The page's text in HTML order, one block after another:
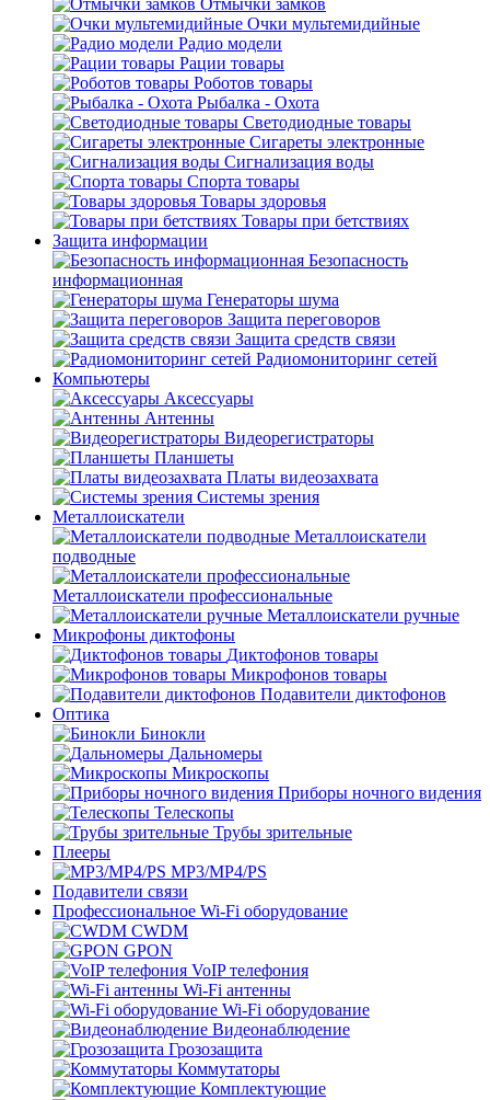
Отмычки замков
Очки мультемидийные
Радио модели
Рации товары
Роботов товары
Рыбалка - Охота
Светодиодные товары
Сигареты электронные
Сигнализация воды
Спорта товары
Товары здоровья
Товары при бетствиях
Защита информации
Безопасность
информационная
Генераторы шума
Защита переговоров
Защита средств связи
Радиомониторинг сетей
Компьютеры
Аксессуары
Антенны
Видеорегистраторы
Планшеты
Платы видеозахвата
Системы зрения
Металлоискатели
Металлоискатели
подводные
Металлоискатели профессиональные
Металлоискатели ручные
Микрофоны диктофоны
Диктофонов товары
Микрофонов товары
Подавители диктофонов
Оптика
Бинокли
Дальномеры
Микроскопы
Приборы ночного видения
Телескопы
Трубы зрительные
Плееры
MP3/MP4/PS
Подавители связи
Профессиональное Wi-Fi оборудование
CWDM
GPON
VoIP телефония
Wi-Fi антенны
Wi-Fi оборудование
Видеонаблюдение
Грозозащита
Коммутаторы
Комплектующие